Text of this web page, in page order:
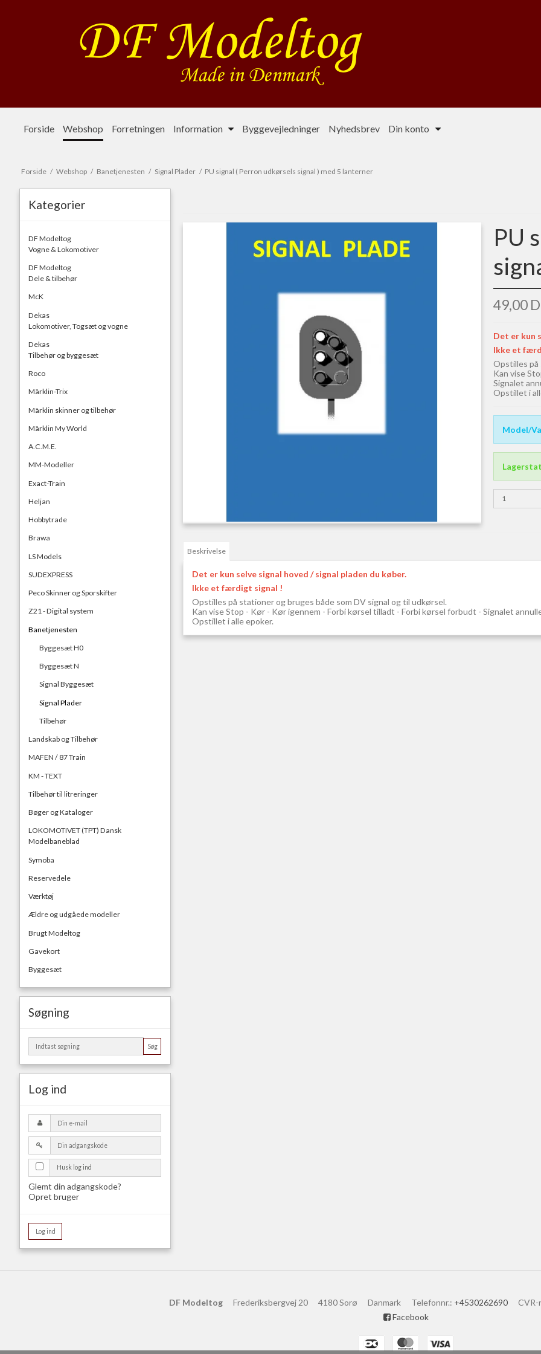
Forside Webshop Forretningen Information Byggevejledninger Nyhedsbrev Din konto
Forside / Webshop / Banetjenesten / Signal Plader / PU signal ( Perron udkørsels signal ) med 5 lanterner
Kategorier
DF Modeltog
Vogne & Lokomotiver
DF Modeltog
Dele & tilbehør
McK
Dekas
Lokomotiver, Togsæt og vogne
Dekas
Tilbehør og byggesæt
Roco
Märklin-Trix
Märklin skinner og tilbehør
Märklin My World
A.C.M.E.
MM-Modeller
Exact-Train
Heljan
Hobbytrade
Brawa
LS Models
SUDEXPRESS
Peco Skinner og Sporskifter
Z21 - Digital system
Banetjenesten
Byggesæt H0
Byggesæt N
Signal Byggesæt
Signal Plader
Tilbehør
Landskab og Tilbehør
MAFEN / 87 Train
KM - TEXT
Tilbehør til litreringer
Bøger og Kataloger
LOKOMOTIVET (TPT) Dansk
Modelbaneblad
Symoba
Reservedele
Værktøj
Ældre og udgåede modeller
Brugt Modeltog
Gavekort
Byggesæt
Søgning
Søg
Log ind
Husk log ind
Glemt din adgangskode?
Opret bruger
Log ind
PU
49,00
Det er kun
Ikke et
Opstilles på
Kan vise
Signalet
Opstillet i
Model/
Beskrivelse
Det er kun selve signal hoved / signal pladen du køber.
Ikke et færdigt signal !
Opstilles på stationer og bruges både som DV signal og til udkørsel.
Kan vise Stop - Kør - Kør igennem - Forbi kørsel tilladt - Forbi kørsel forbudt - Signalet
Opstillet i alle epoker.
DF Modeltog Frederiksbergvej 20 4180 Sorø Danmark Telefonnr.: +4530262690 CVR-
Facebook